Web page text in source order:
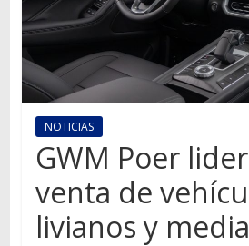
mundo
del
transporte
NOTICIAS
GWM Poer
venta de
livianos y